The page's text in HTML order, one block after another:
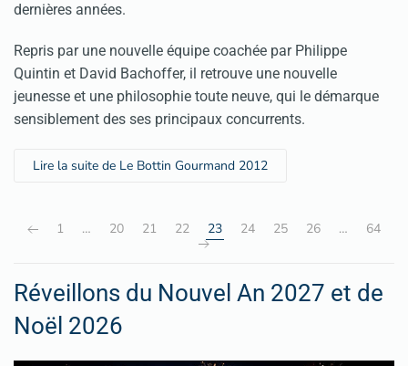
dernières années.
Repris par une nouvelle équipe coachée par Philippe
Quintin et David Bachoffer, il retrouve une nouvelle
jeunesse et une philosophie toute neuve, qui le démarque
sensiblement des ses principaux concurrents.
Lire la suite de Le Bottin Gourmand 2012
1 … 20 21 22 23 24 25 26 … 64
Réveillons du Nouvel An 2027 et de
Noël 2026